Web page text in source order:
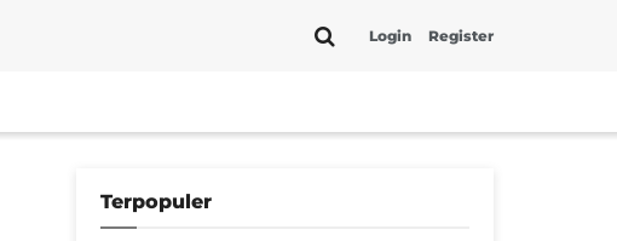
Login Register
Terpopuler